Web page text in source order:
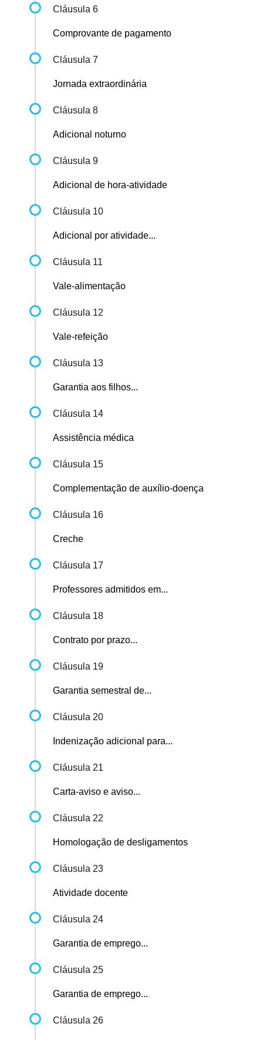
Cláusula 6
Comprovante de pagamento
Cláusula 7
Jornada extraordinária
Cláusula 8
Adicional noturno
Cláusula 9
Adicional de hora-atividade
Cláusula 10
Adicional por atividade...
Cláusula 11
Vale-alimentação
Cláusula 12
Vale-refeição
Cláusula 13
Garantia aos filhos...
Cláusula 14
Assistência médica
Cláusula 15
Complementação de auxílio-doença
Cláusula 16
Creche
Cláusula 17
Professores admitidos em...
Cláusula 18
Contrato por prazo...
Cláusula 19
Garantia semestral de...
Cláusula 20
Indenização adicional para...
Cláusula 21
Carta-aviso e aviso...
Cláusula 22
Homologação de desligamentos
Cláusula 23
Atividade docente
Cláusula 24
Garantia de emprego...
Cláusula 25
Garantia de emprego...
Cláusula 26